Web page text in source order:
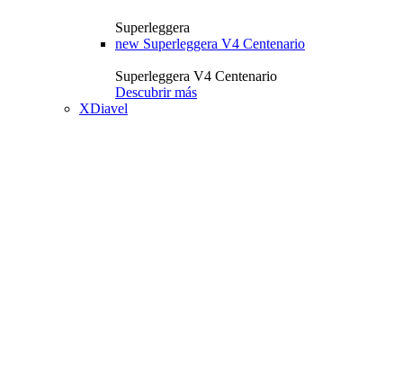
Superleggera
new Superleggera V4 Centenario
Superleggera V4 Centenario
Descubrir más
XDiavel